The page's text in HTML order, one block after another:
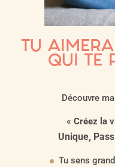
TU
QUI TE
Découvre
« Créez la
Unique,
Tu sens